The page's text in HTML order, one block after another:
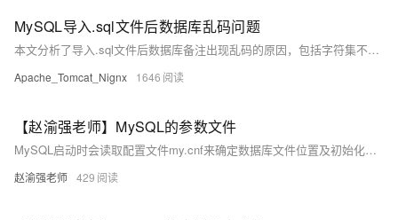
MySQL导入.sql文件后数据库乱码问题
本文分析了导入.sql文件后数据库备注出现乱码的原因，包括字符集不匹配、备注内容编码问题及MySQL版本或配置问题，并提供了详细的解决步骤，如检查和统一字符集设置、修改客户端连接方式、检查MySQL配置等，确保导入过程顺利。
Apache_Tomcat_Nignx 1646
【赵渝强老师】MySQL的参数文件
MySQL启动时会读取配置文件my.cnf来确定数据库文件位置及初始化参数。该文件分为Server和Client两部分，包含动态与静态参数。动态参数可在运行中通过命令修改，而静态参数需修改my.cnf并重启服务生效。文中还提供了相关代码示例和视频教程。
赵渝强老师 429